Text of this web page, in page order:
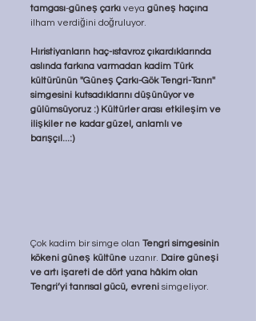
tamgası-güneş çarkı veya güneş haçına
ilham verdiğini doğruluyor.
Hıristiyanların haç-ıstavroz çıkardıklarında
aslında farkına varmadan kadim Türk
kültürünün ''Güneş Çarkı-Gök Tengri-Tanrı''
simgesini kutsadıklarını düşünüyor ve
gülümsüyoruz :) Kültürler arası etkileşim ve
ilişkiler ne kadar güzel, anlamlı ve
barışçıl...:)
Çok kadim bir simge olan Tengri simgesinin
kökeni güneş kültüne uzanır. Daire güneşi
ve artı işareti de dört yana hâkim olan
Tengri’yi tanrısal gücü, evreni simgeliyor.